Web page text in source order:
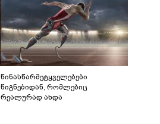
წინასწარმეტყველებები
წიგნებიდან, რომლებიც
რეალურად ახდა